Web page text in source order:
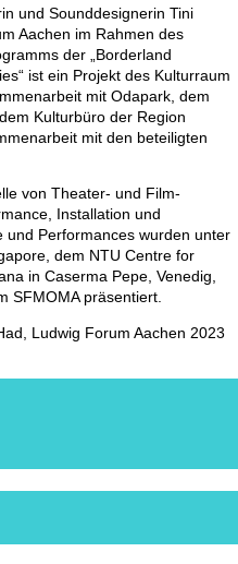
und Sounddesignerin Tini
Aachen im Rahmen des
der „Borderland
ist ein Projekt des Kulturraum
mit Odapark, dem
Kulturbüro der Region
mit den beteiligten
von Theater- und Film-
Installation und
und Performances wurden unter
dem NTU Centre for
in Caserma Pepe, Venedig,
SFMOMA präsentiert.
Ludwig Forum Aachen 2023